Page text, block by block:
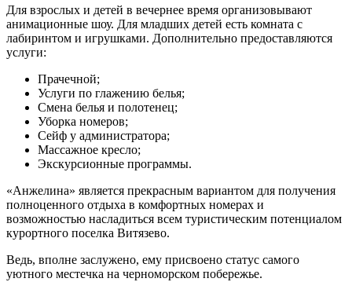
Для взрослых и детей в вечернее время организовывают
анимационные шоу. Для младших детей есть комната с
лабиринтом и игрушками. Дополнительно предоставляются
услуги:
Прачечной;
Услуги по глажению белья;
Смена белья и полотенец;
Уборка номеров;
Сейф у администратора;
Массажное кресло;
Экскурсионные программы.
«Анжелина» является прекрасным вариантом для получения
полноценного отдыха в комфортных номерах и
возможностью насладиться всем туристическим потенциалом
курортного поселка Витязево.
Ведь, вполне заслужено, ему присвоено статус самого
уютного местечка на черноморском побережье.